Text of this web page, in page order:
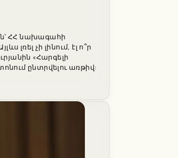
ՀՀ նախագահի
լռել չի լինում, էլ ո՞ր
«Հարգելի
ընտրվելու առթիվ: